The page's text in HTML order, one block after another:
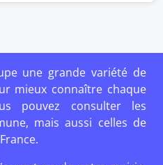
une grande variété de
mieux connaître chaque
pouvez consulter les
mais aussi celles de